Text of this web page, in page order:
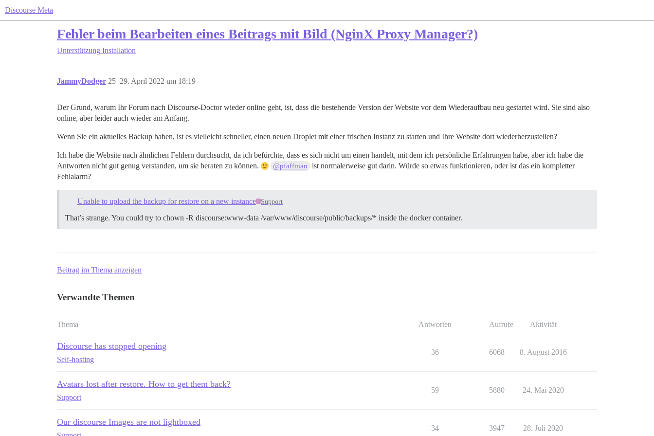
Discourse Meta
Fehler beim Bearbeiten eines Beitrags mit Bild (NginX Proxy Manager?)
Unterstützung Installation
JammyDodger 29. April 2022 um 18:19
25
Der Grund, warum Ihr Forum nach Discourse-Doctor wieder online geht, ist, dass die bestehende Version der Website vor dem Wiederaufbau neu gestartet wird. Sie sind also
online, aber leider auch wieder am Anfang.
Wenn Sie ein aktuelles Backup haben, ist es vielleicht schneller, einen neuen Droplet mit einer frischen Instanz zu starten und Ihre Website dort wiederherzustellen?
Ich habe die Website nach ähnlichen Fehlern durchsucht, da ich befürchte, dass es sich nicht um einen handelt, mit dem ich persönliche Erfahrungen habe, aber ich habe die
Antworten nicht gut genug verstanden, um sie beraten zu können.
@pfaffman
ist normalerweise gut darin. Würde so etwas funktionieren, oder ist das ein kompletter
Fehlalarm?
Unable to upload the backup for restore on a new instance Support
That’s strange. You could try to chown -R discourse:www-data /var/www/discourse/public/backups/* inside the docker container.
Beitrag im Thema anzeigen
Verwandte Themen
Thema Antworten Aufrufe Aktivität
Discourse has stopped opening
Self-hosting
36 6068 8. August 2016
Avatars lost after restore. How to get them back?
Support
59 5880 24. Mai 2020
Our discourse Images are not lightboxed
34 3947 28. Juli 2020